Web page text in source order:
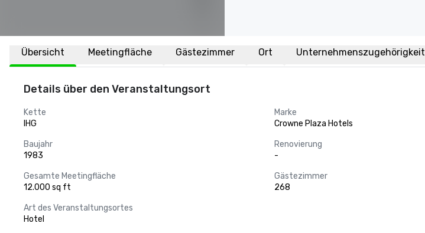
Übersicht Meetingfläche Gästezimmer Ort Unternehmenszugehörigkeit
Details über den Veranstaltungsort
Kette
IHG
Marke
Crowne Plaza Hotels
Baujahr
1983
Renovierung
-
Gesamte Meetingfläche
12.000 sq ft
Gästezimmer
268
Art des Veranstaltungsortes
Hotel